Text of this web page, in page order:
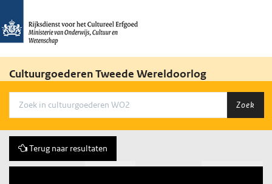
Cultuurgoederen Tweede Wereldoorlog
Zoek
Terug naar resultaten